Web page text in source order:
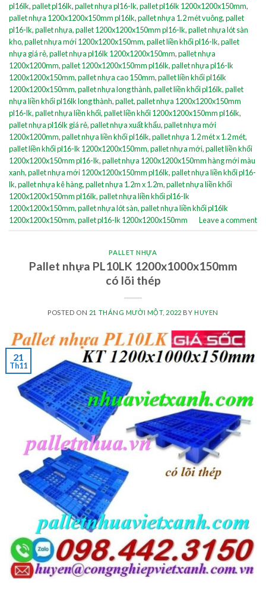
pl16lk,pallet pl16lk,pallet nhựa pl16-lk,pallet pl16lk 1200x1200x150mm,
pallet nhựa 1200x1200x150mm pl16lk,pallet nhựa 1.2 mét vuông,pallet
pl16-lk,pallet nhựa,pallet 1200x1200x150mm pl16-lk,pallet nhựa lót sàn
kho,pallet nhựa mới 1200x1200x150mm,pallet liền khối pl16-lk,pallet
nhựa giá rẻ,pallet nhựa pl16lk 1200x1200x150mm,pallet nhựa
1200x1200mm,pallet 1200x1200x150mm pl16lk,pallet nhựa pl16-lk
1200x1200x150mm,pallet nhựa cao 150mm,pallet liền khối pl16lk
1200x1200x150mm,pallet nhựa long thành,pallet liền khối pl16lk,pallet
nhựa liền khối pl16lk long thành,pallet,pallet nhựa 1200x1200x150mm
pl16-lk,pallet nhựa liền khối,pallet liền khối 1200x1200x150mm pl16lk,
pallet nhựa pl16lk giá rẻ,pallet nhựa xuất khẩu,pallet nhựa mới
1200x1200mm,pallet nhựa liền khối pl16lk,pallet nhựa 1.2 mét x 1.2 mét,
pallet liền khối pl16-lk 1200x1200x150mm,pallet nhựa mới,pallet liền khối
1200x1200x150mm pl16-lk,pallet nhựa 1200x1200x150mm hàng mới màu
xanh,pallet nhựa mới 1200x1200x150mm pl16lk,pallet nhựa liền khối pl16-
lk,pallet nhựa kê hàng,pallet nhựa 1.2m x 1.2m,pallet nhựa liền khối
1200x1200x150mm pl16lk,pallet nhựa liền khối pl16-lk
1200x1200x150mm,pallet nhựa lót sàn,pallet nhựa liền khối pl16lk
1200x1200x150mm,pallet pl16-lk 1200x1200x150mm Leave a comment
PALLET NHỰA
Pallet nhựa PL10LK 1200x1000x150mm
có lõi thép
POSTED ON 21 THÁNG MƯỜI MỘT, 2022 BY HUYEN
21
Th11